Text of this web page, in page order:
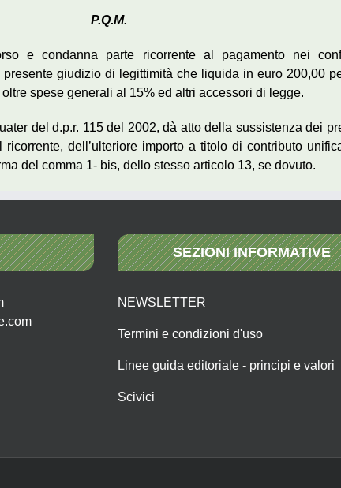
P.Q.M.
e condanna parte ricorrente al pagamento nei
giudizio di legittimità che liquida in euro 200,00
spese generali al 15% ed altri accessori di legge.
del d.p.r. 115 del 2002, dà atto della sussistenza dei
dell’ulteriore importo a titolo di contributo
del comma 1- bis, dello stesso articolo 13, se dovuto.
SEZIONI INFORMATIVE
NEWSLETTER
Termini e condizioni d'uso
Linee guida editoriale - principi e valori
Scivici